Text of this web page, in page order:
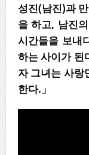
성진(남진)과
을 하고, 남진
시간들을 보내
하는 사이가 된
자 그녀는 사랑
한다.」